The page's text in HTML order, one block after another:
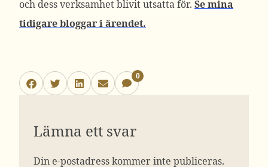
och dess verksamhet blivit utsatta för. Se mina
tidigare bloggar i ärendet.
0
Lämna ett svar
Din e-postadress kommer inte publiceras.